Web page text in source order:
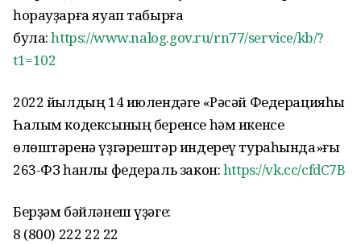
һорауҙарға яуап табырға
була:https://www.nalog.gov.ru/rn77/service/kb/?
t1=102
2022 йылдың 14 июлендәге «Рәсәй Федерацияһы
Һалым кодексының беренсе һәм икенсе
өлөштәренә үҙгәрештәр индереү тураһында»ғы
263-ФЗ һанлы федераль закон:https://vk.cc/cfdC7B
Берҙәм бәйләнеш үҙәге:
8 (800) 222 22 22